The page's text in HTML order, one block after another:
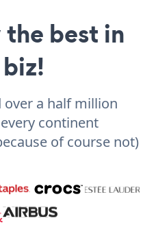
best in
over a half million
continent
of course not)